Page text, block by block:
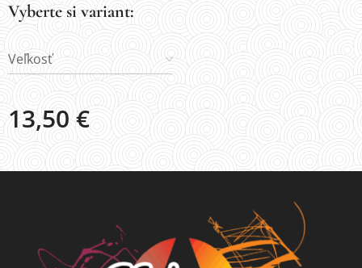
Vyberte si variant:
Veľkosť
13,50 €